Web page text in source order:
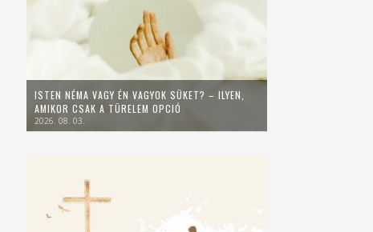
ISTEN NÉMA VAGY ÉN VAGYOK SÜKET? – ILYEN,
AMIKOR CSAK A TÜRELEM OPCIÓ
2026. 08. 03.